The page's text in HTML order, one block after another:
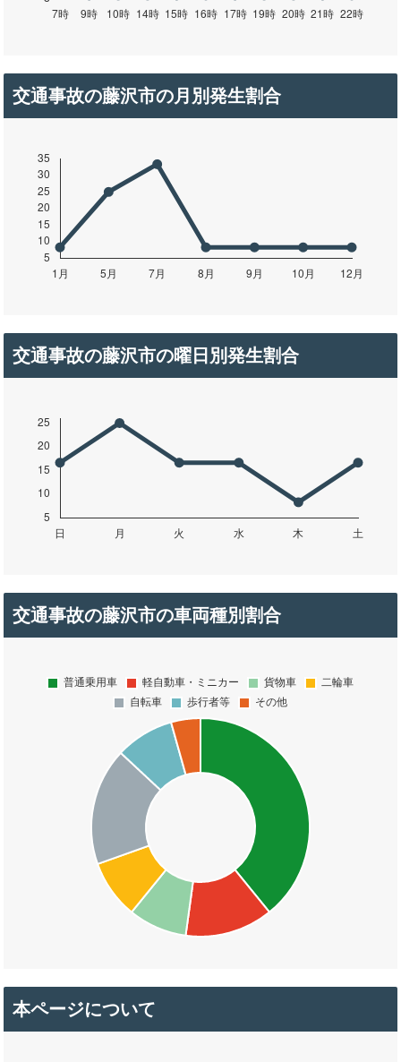
交通事故の藤沢市の月別発生割合
交通事故の藤沢市の曜日別発生割合
交通事故の藤沢市の車両種別割合
本ページについて